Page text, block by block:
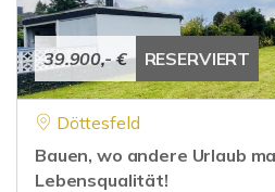
39.900,- € RESERVIERT
Döttesfeld
Bauen, wo andere Urlaub
Lebensqualität!